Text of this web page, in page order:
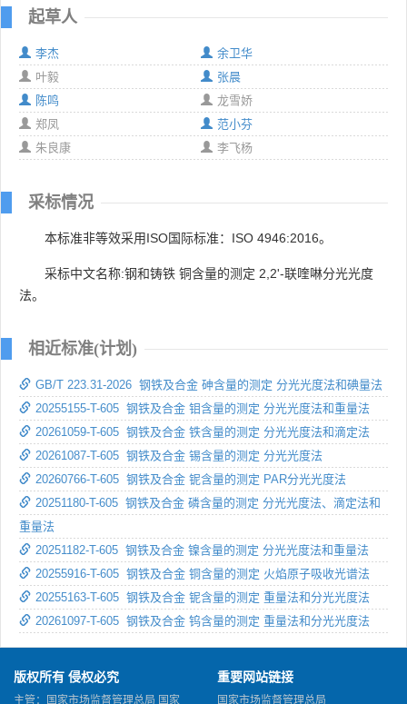
起草人
李杰
余卫华
叶毅
张晨
陈鸣
龙雪娇
郑凤
范小芬
朱良康
李飞杨
采标情况
本标准非等效采用ISO国际标准：ISO 4946:2016。
采标中文名称:钢和铸铁 铜含量的测定 2,2'-联喹啉分光光度
法。
相近标准(计划)
GB/T 223.31-2026 钢铁及合金 砷含量的测定 分光光度法和碘量法
20255155-T-605 钢铁及合金 钼含量的测定 分光光度法和重量法
20261059-T-605 钢铁及合金 铁含量的测定 分光光度法和滴定法
20261087-T-605 钢铁及合金 锡含量的测定 分光光度法
20260766-T-605 钢铁及合金 铌含量的测定 PAR分光光度法
20251180-T-605 钢铁及合金 磷含量的测定 分光光度法、滴定法和
重量法
20251182-T-605 钢铁及合金 镍含量的测定 分光光度法和重量法
20255916-T-605 钢铁及合金 铜含量的测定 火焰原子吸收光谱法
20255163-T-605 钢铁及合金 铌含量的测定 重量法和分光光度法
20261097-T-605 钢铁及合金 钨含量的测定 重量法和分光光度法
版权所有 侵权必究
主管：国家市场监督管理总局 国家
重要网站链接
国家市场监督管理总局